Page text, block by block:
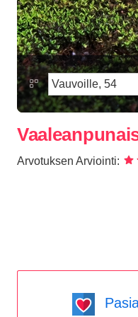
Arvotuksen Arviointi: